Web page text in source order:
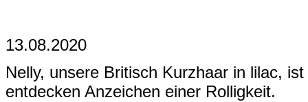
13.08.2020
Nelly, unsere Britisch Kurzhaar in lilac,
entdecken Anzeichen einer Rolligkeit.